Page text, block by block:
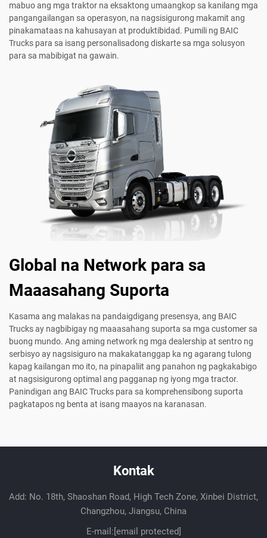
mabuo ang mga traktor na eksaktong umaangkop sa kanilang mga
pangangailangan sa operasyon, na nagsisigurong makamit ang
pinakamataas na kahusayan at produktibidad. Pumili ng BAIC
Trucks para sa isang personalisadong diskarte sa mga solusyon
para sa mabibigat na gawain.
Global na Network para sa
Maaasahang Suporta
Kasama ang malakas na pandaigdigang presensya, ang BAIC
Trucks ay nagbibigay ng maaasahang suporta sa mga customer sa
buong mundo. Ang aming network ng mga dealership at sentro ng
serbisyo ay nagsisiguro na makakatanggap ka ng agarang tulong
kapag kailangan mo ito, na pinapaliit ang panahon ng pagkakabigo
at nagsisigurong optimal ang pagganap ng iyong mga tractor.
Panindigan ang BAIC Trucks para sa komprehensibong suporta
pagkatapos ng benta at isang maayos na karanasan.
Kontak
Add: No. 18th, Shaoshan Road, High Tech Zone, Xinbei District,
Changzhou, Jiangsu, China
E-mail:[email protected]